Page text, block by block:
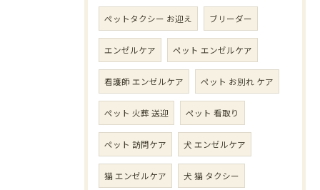
ペットタクシー お迎え ブリーダー
エンゼルケア ペット エンゼルケア
看護師 エンゼルケア ペット お別れ ケア
ペット 火葬 送迎 ペット 看取り
ペット 訪問ケア 犬 エンゼルケア
猫 エンゼルケア 犬 猫 タクシー